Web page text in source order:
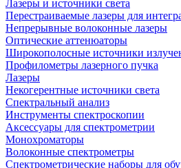
Лазеры и источники света
Перестраиваемые лазеры для
Непрерывные волоконные лазеры
Оптические аттенюаторы
Широкополосные источники
Профилометры лазерного пучка
Лазеры
Некогерентные источники света
Спектральный анализ
Инструменты спектроскопии
Аксессуары для спектрометрии
Монохроматоры
Волоконные спектрометры
Спектрометрические наборы для